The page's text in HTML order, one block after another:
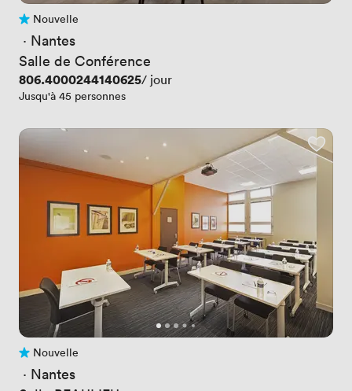
Pas encore d'avis
Nouvelle
· Nantes
Salle de Conférence
Prix
806.4000244140625/ jour
Jusqu'à 45 personnes
Pas encore d'avis
Nouvelle
· Nantes